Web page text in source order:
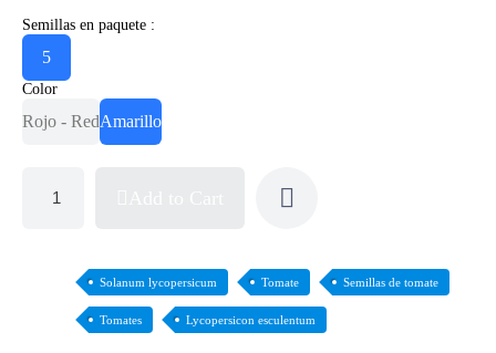
Semillas en paquete :
5
Color
Rojo - RedAmarillo
Solanum lycopersicum Tomate Semillas de tomate
Tomates Lycopersicon esculentum